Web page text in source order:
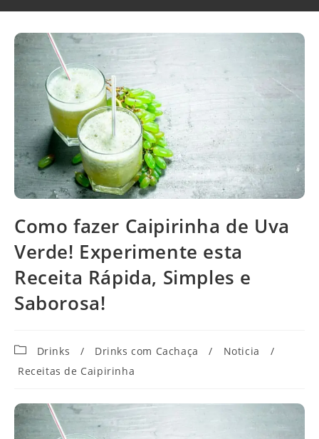
Como fazer Caipirinha de Uva
Verde! Experimente esta
Receita Rápida, Simples e
Saborosa!
Categoria
post:
Drinks / Drinks com Cachaça / Noticia
/
Receitas de Caipirinha